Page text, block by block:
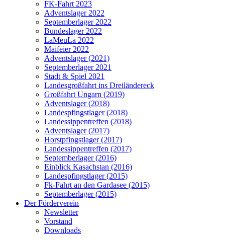
FK-Fahrt 2023
Adventslager 2022
Septemberlager 2022
Bundeslager 2022
LaMeuLa 2022
Maifeier 2022
Adventslager (2021)
Septemberlager 2021
Stadt & Spiel 2021
Landesgroßfahrt ins Dreiländereck
Großfahrt Ungarn (2019)
Adventslager (2018)
Landespfingstlager (2018)
Landessippentreffen (2018)
Adventslager (2017)
Horstpfingstlager (2017)
Landessippentreffen (2017)
Septemberlager (2016)
Einblick Kasachstan (2016)
Landespfingstlager (2015)
Fk-Fahrt an den Gardasee (2015)
Septemberlager (2015)
Der Förderverein
Newsletter
Vorstand
Downloads